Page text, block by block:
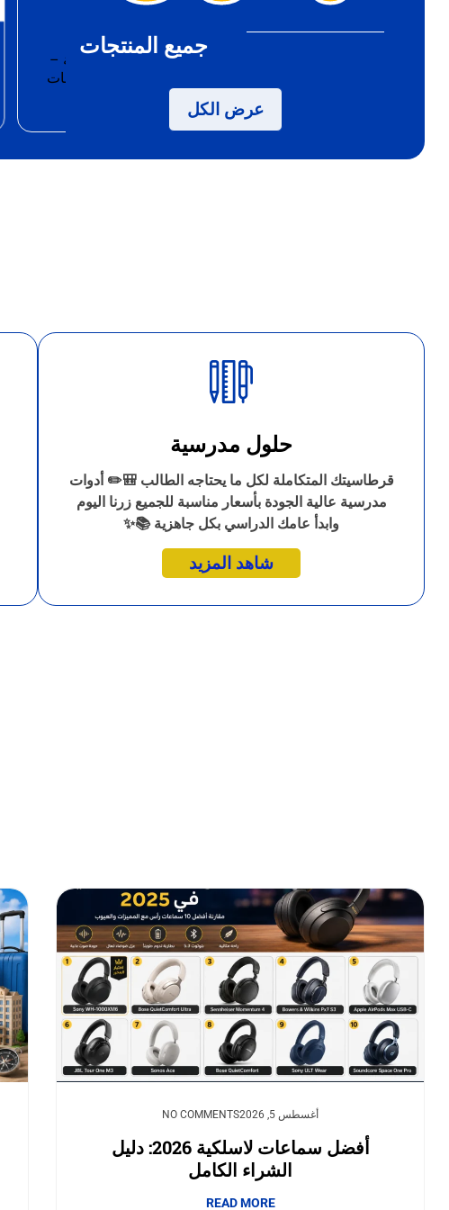
جميع المنتجات
عرض الكل
حلول مدرسية
قرطاسيتك المتكاملة لكل ما يحتاجه الطالب 🎒✏️ أدوات
مدرسية عالية الجودة بأسعار مناسبة للجميع زرنا اليوم
وابدأ عامك الدراسي بكل جاهزية 📚✨
شاهد المزيد
أغسطس 5, 2026 NO COMMENTS
أفضل سماعات لاسلكية 2026: دليل
الشراء الكامل
READ MORE